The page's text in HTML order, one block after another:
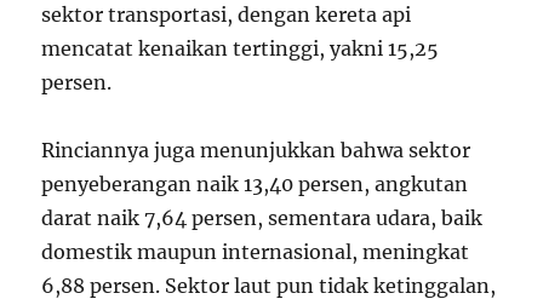
sektor transportasi, dengan kereta api
mencatat kenaikan tertinggi, yakni 15,25
persen.
Rinciannya juga menunjukkan bahwa sektor
penyeberangan naik 13,40 persen, angkutan
darat naik 7,64 persen, sementara udara, baik
domestik maupun internasional, meningkat
6,88 persen. Sektor laut pun tidak ketinggalan,